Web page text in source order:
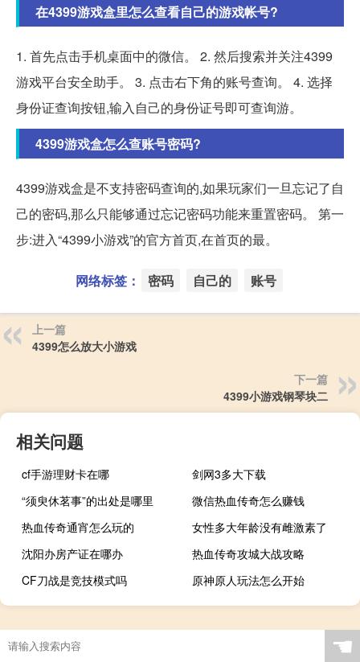
在4399游戏盒里怎么查看自己的游戏帐号?
1. 首先点击手机桌面中的微信。 2. 然后搜索并关注4399
游戏平台安全助手。 3. 点击右下角的账号查询。 4. 选择
身份证查询按钮,输入自己的身份证号即可查询游。
4399游戏盒怎么查账号密码?
4399游戏盒是不支持密码查询的,如果玩家们一旦忘记了自
己的密码,那么只能够通过忘记密码功能来重置密码。 第一
步:进入“4399小游戏”的官方首页,在首页的最。
网络标签： 密码 自己的 账号
上一篇
4399怎么放大小游戏
下一篇
4399小游戏钢琴块二
相关问题
cf手游理财卡在哪
剑网3多大下载
“须臾休茗事”的出处是哪里
微信热血传奇怎么赚钱
热血传奇通宵怎么玩的
女性多大年龄没有雌激素了
沈阳办房产证在哪办
热血传奇攻城大战攻略
CF刀战是竞技模式吗
原神原人玩法怎么开始
☚